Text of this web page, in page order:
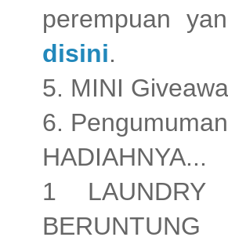
perempuan
disini.
5. MINI
6.
HADIAHNYA...
1 LAUNDRY
BERUNTUNG